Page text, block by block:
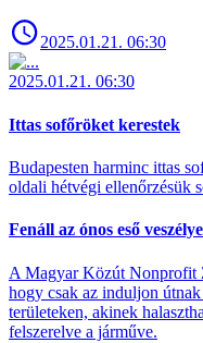
2025.01.21. 06:30
2025.01.21. 06:30
Ittas sofőröket kerestek
Budapesten harminc ittas
oldali hétvégi ellenőrzésük
Fenáll az ónos eső
A Magyar Közút Nonprofit
hogy csak az induljon
területeken, akinek
felszerelve a járműve.